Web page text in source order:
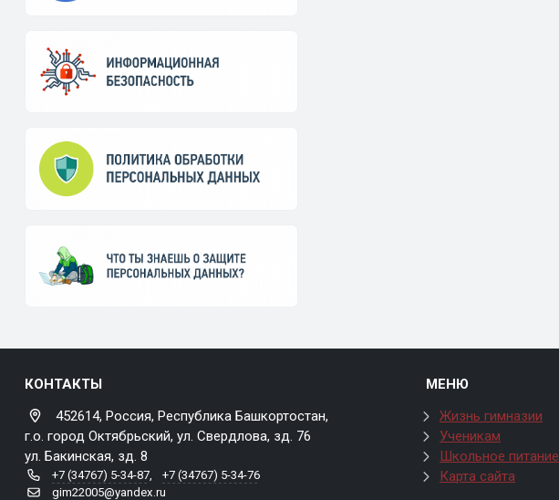
КОНТАКТЫ
452614, Россия, Республика Башкортостан,
г.о. город Октябрьский, ул. Свердлова, зд. 76
ул. Бакинская, зд. 8
+7 (34767) 5-34-87,
+7 (34767) 5-34-76
gim22005@yandex.ru
МЕНЮ
Жизнь гимназии
Ученикам
Школьное питание
Карта сайта